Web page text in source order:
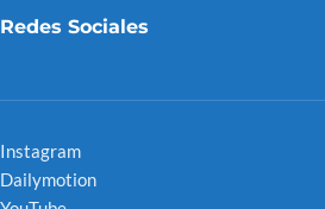
Redes Sociales
Instagram
Dailymotion